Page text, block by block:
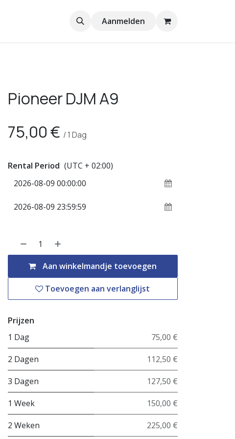
Aanmelden
Pioneer DJM A9
75,00€ /1 Dag
Rental Period (UTC + 02:00)
Aan winkelmandje toevoegen
Toevoegen aan verlanglijst
Prijzen
1 Dag
75,00 €
2 Dagen 112,50 €
3 Dagen 127,50 €
1 Week 150,00 €
2 Weken 225,00 €